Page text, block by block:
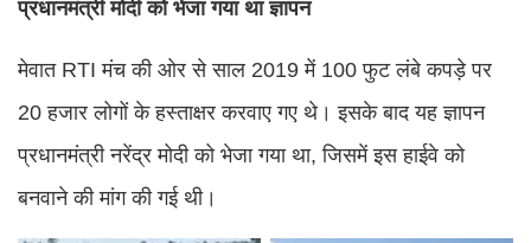
प्रधानमंत्री मोदी को भेजा गया था ज्ञापन
मेवात RTI मंच की ओर से साल 2019 में 100 फुट लंबे कपड़े पर
20 हजार लोगों के हस्ताक्षर करवाए गए थे। इसके बाद यह ज्ञापन
प्रधानमंत्री नरेंद्र मोदी को भेजा गया था, जिसमें इस हाईवे को
बनवाने की मांग की गई थी।